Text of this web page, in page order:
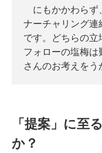
にもかかわらず
ナーチャリング
です。どちらの
フォローの塩梅
さんのお考えをう
「提案」に至
か？